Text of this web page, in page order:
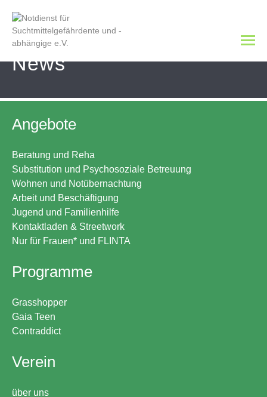
News
Angebote
Beratung und Reha
Substitution und Psychosoziale Betreuung
Wohnen und Notübernachtung
Arbeit und Beschäftigung
Jugend und Familienhilfe
Kontaktladen & Streetwork
Nur für Frauen* und FLINTA
Programme
Grasshopper
Gaia Teen
Contraddict
Verein
über uns